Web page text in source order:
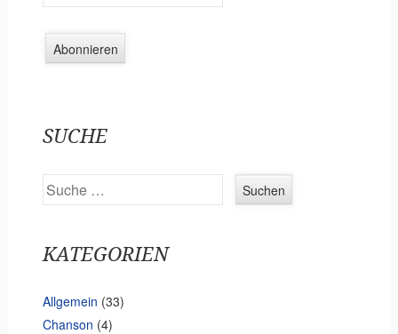
-
M
-
A
d
s
SUCHE
Suchen
KATEGORIEN
Allgemein (33)
Chanson (4)